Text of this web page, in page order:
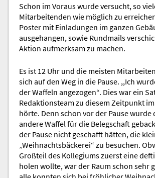
Schon im Voraus wurde versucht, so
Mitarbeitenden wie möglich zu
Poster mit Einladungen im ganzen
ausgehangen, sowie Rundmails
Aktion aufmerksam zu machen.
Es ist 12 Uhr und die meisten
sich auf den Weg in die Pause. ,,Ich
der Waffeln angezogen“. Dies war ein
Redaktionsteam zu diesem Zeitpunkt
hörte. Denn schon vor der Pause wurde
andere Waffel für die Belegschaft
der Pause nicht geschafft hätten, die
„Weihnachtsbäckerei“ zu besuchen.
Großteil des Kollegiums zuerst eine
holen wollte, war der Raum schon sehr